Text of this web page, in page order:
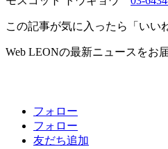
この記事が気に入ったら「いい
Web LEONの最新ニュースをお
フォロー
フォロー
友だち追加